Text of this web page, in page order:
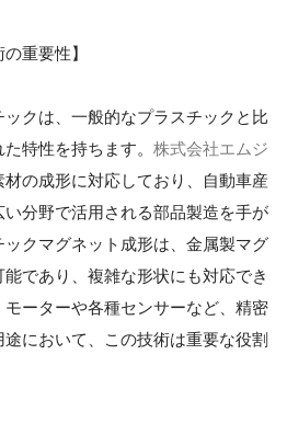
重要性】
クは、一般的なプラスチックと比
特性を持ちます。株式会社エムジ
の成形に対応しており、自動車産
分野で活用される部品製造を手が
クマグネット成形は、金属製マグ
であり、複雑な形状にも対応でき
ーターや各種センサーなど、精密
において、この技術は重要な役割